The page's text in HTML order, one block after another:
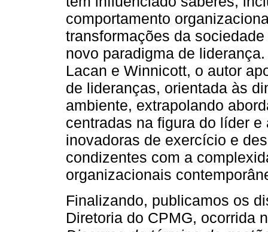
comportamento
transformações da
novo paradigma de
Lacan e Winnicott, o autor
de lideranças, orientada às
ambiente, extrapolando
centradas na figura do líder
inovadoras de exercício e
condizentes com a
organizacionais
Finalizando, publicamos os
Diretoria do CPMG, ocorrida